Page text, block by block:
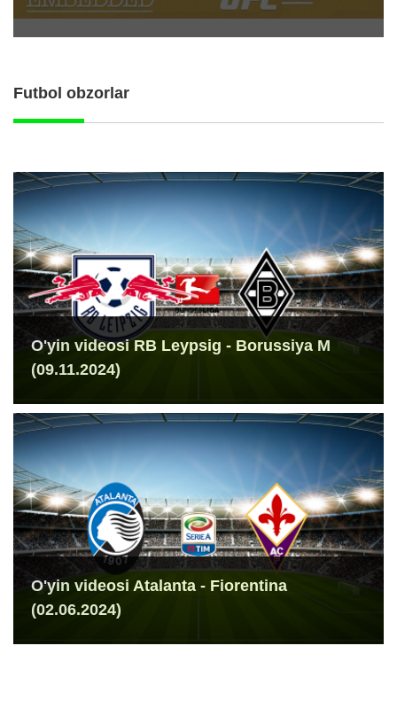
Futbol obzorlar
O'yin videosi RB Leypsig - Borussiya M
(09.11.2024)
O'yin videosi Atalanta - Fiorentina
(02.06.2024)